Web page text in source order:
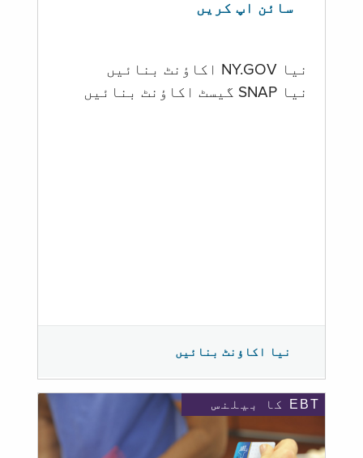
سائن اپ کریں
نیا NY.GOV اکاؤنٹ بنائیں
نیا SNAP گیسٹ اکاؤنٹ بنائیں
نیا اکاؤنٹ بنائیں
EBT کا بیلنس